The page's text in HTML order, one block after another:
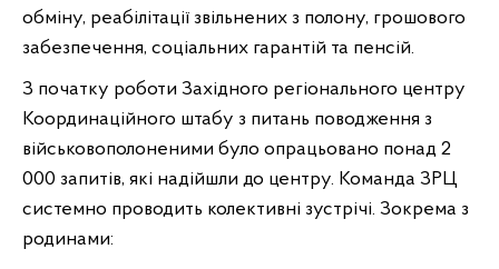
обміну, реабілітації звільнених з полону, грошового
забезпечення, соціальних гарантій та пенсій.
З початку роботи Західного регіонального центру
Координаційного штабу з питань поводження з
військовополоненими було опрацьовано понад 2
000 запитів, які надійшли до центру. Команда ЗРЦ
системно проводить колективні зустрічі. Зокрема з
родинами: